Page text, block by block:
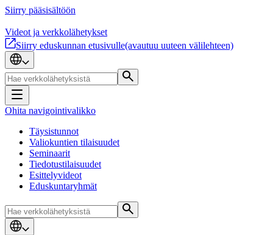
Siirry pääsisältöön
Videot ja verkkolähetykset
Siirry eduskunnan etusivulle(avautuu uuteen välilehteen)
Ohita navigointivalikko
Täysistunnot
Valiokuntien tilaisuudet
Seminaarit
Tiedotustilaisuudet
Esittelyvideot
Eduskuntaryhmät